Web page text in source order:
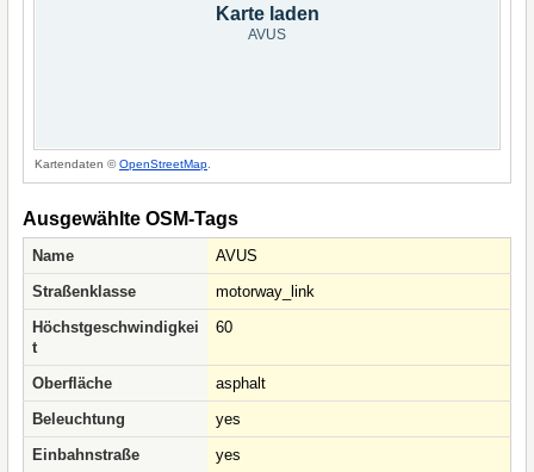
Karte laden
AVUS
Kartendaten ©OpenStreetMap
Ausgewählte OSM-Tags
Name
AVUS
Straßenklasse
motorway_link
Höchstgeschwindigkei
t
60
Oberfläche
asphalt
Beleuchtung
yes
Einbahnstraße
yes